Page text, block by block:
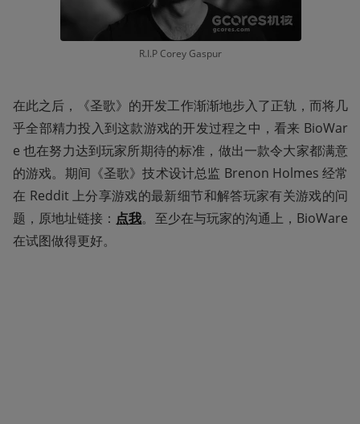
R.I.P Corey Gaspur
在此之后，《圣歌》的开发工作渐渐地步入了正轨，而将几
乎全部精力投入到这款游戏的开发过程之中，看来 BioWar
e 也在努力达到玩家所期待的标准，做出一款令大家都满意
的游戏。期间《圣歌》技术设计总监 Brenon Holmes 经常
在 Reddit 上分享游戏的最新细节和解答玩家有关游戏的问
题，原地址链接： 点我。至少在与玩家的沟通上，BioWare
在试图做得更好。